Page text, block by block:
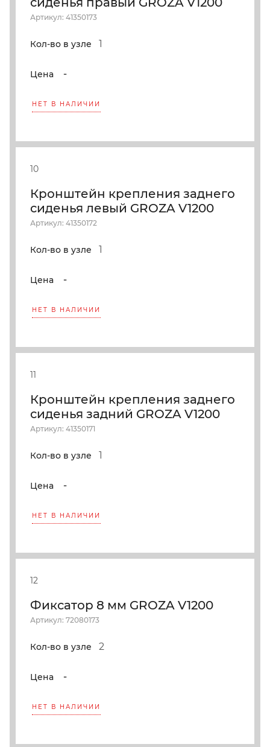
Артикул: 41350173
Кол-во в узле 1
Цена -
НЕТ В НАЛИЧИИ
10
Кронштейн крепления заднего
сиденья левый GROZA V1200
Артикул: 41350172
Кол-во в узле 1
Цена -
НЕТ В НАЛИЧИИ
11
Кронштейн крепления заднего
сиденья задний GROZA V1200
Артикул: 41350171
Кол-во в узле 1
Цена -
НЕТ В НАЛИЧИИ
12
Фиксатор 8 мм GROZA V1200
Артикул: 72080173
Кол-во в узле 2
Цена -
НЕТ В НАЛИЧИИ